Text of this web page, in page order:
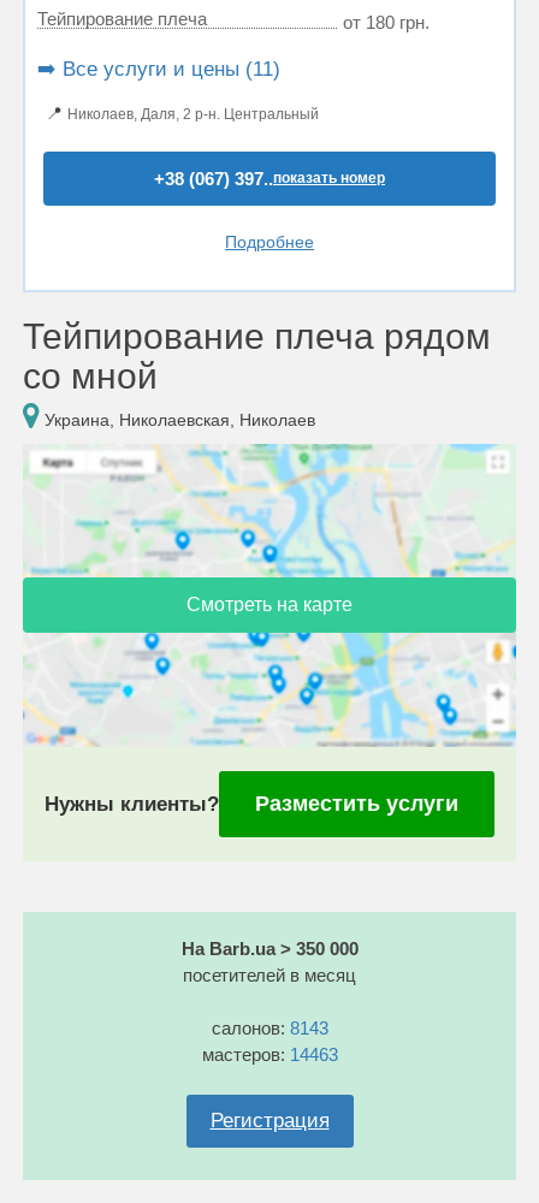
Тейпирование плеча от 180 грн.
➡️ Все услуги и цены (11)
📍 Николаев, Даля, 2 р-н. Центральный
+38 (067) 397..показать номер
Подробнее
Тейпирование плеча рядом
со мной
Украина, Николаевская, Николаев
Смотреть на карте
Нужны клиенты? Разместить услуги
На Barb.ua > 350 000
посетителей в месяц
салонов: 8143
мастеров: 14463
Регистрация